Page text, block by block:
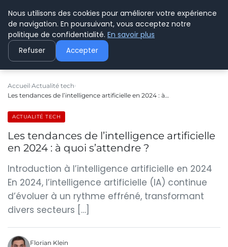
C PLUSPLUS
Accueil Actualité tech
Les tendances de l’intelligence artificielle en 2024 : à…
ACTUALITÉ TECH
Les tendances de l’intelligence artificielle
en 2024 : à quoi s’attendre ?
Introduction à l’intelligence artificielle en 2024
En 2024, l’intelligence artificielle (IA) continue
d’évoluer à un rythme effréné, transformant
divers secteurs […]
Florian Klein
Nous utilisons des cookies pour améliorer votre expérience
de navigation. En poursuivant, vous acceptez notre
politique de confidentialité. En savoir plus
Refuser Accepter